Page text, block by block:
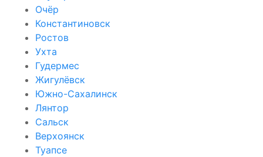
Очёр
Константиновск
Ростов
Ухта
Гудермес
Жигулёвск
Южно-Сахалинск
Лянтор
Сальск
Верхоянск
Туапсе